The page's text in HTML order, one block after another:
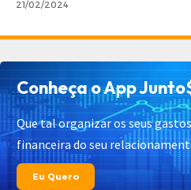
21/02/2024
Termos de Uso Contato
© 2025 Junto$ App –
Conheça o App
Que tal organizar os seus
financeira do seu